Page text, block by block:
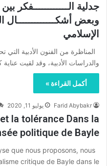
جدلية الــــــــــــفكر
وبعض أشكـــــــــــــال
الإسلامي
المناظرة من الفنون الأدبية
والدراسات الأدبية، وقد لقيت
أكمل القراءة »
Farid Abybakr يوليو 11, 2020
la tolérance Dans la
politique de Bayle
que nous proposons, nous
critique de Bayle dans le